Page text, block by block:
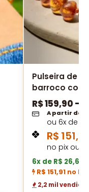
Pulseira de
barroco
R$159,90 –
A partir de
ou 6x de
R$ 151,91
no pix ou
6x de R$ 26,65
R$ 151,91 no Pix
2,2 mil